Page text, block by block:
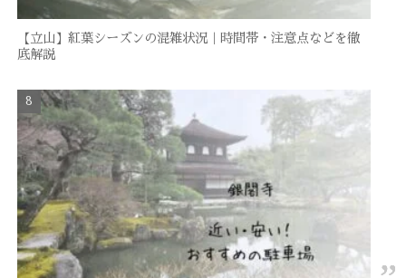
【立山】紅葉シーズンの混雑状況｜時間帯・注意点などを徹
底解説